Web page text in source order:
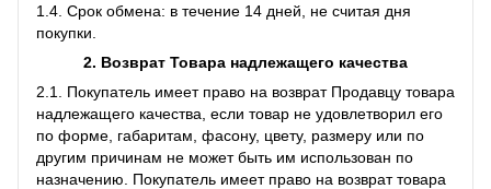
1.4. Срок обмена: в течение 14 дней, не считая дня
покупки.
2. Возврат Товара надлежащего качества
2.1. Покупатель имеет право на возврат Продавцу товара
надлежащего качества, если товар не удовлетворил его
по форме, габаритам, фасону, цвету, размеру или по
другим причинам не может быть им использован по
назначению. Покупатель имеет право на возврат товара